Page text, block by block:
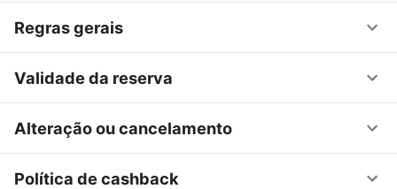
Regras gerais
Validade da reserva
Alteração ou cancelamento
Política de cashback